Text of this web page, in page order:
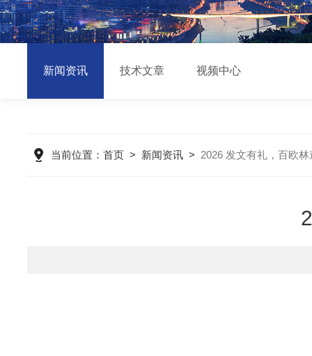
新闻资讯 技术文章 视频中心
当前位置： 首页 > 新闻资讯 > 2026 发文有礼，百欧